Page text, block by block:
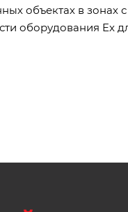
объектах в зонах
оборудования Ex